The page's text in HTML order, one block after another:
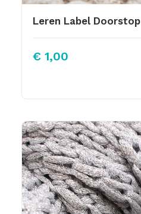
Leren Label Doorstop
€ 1,00